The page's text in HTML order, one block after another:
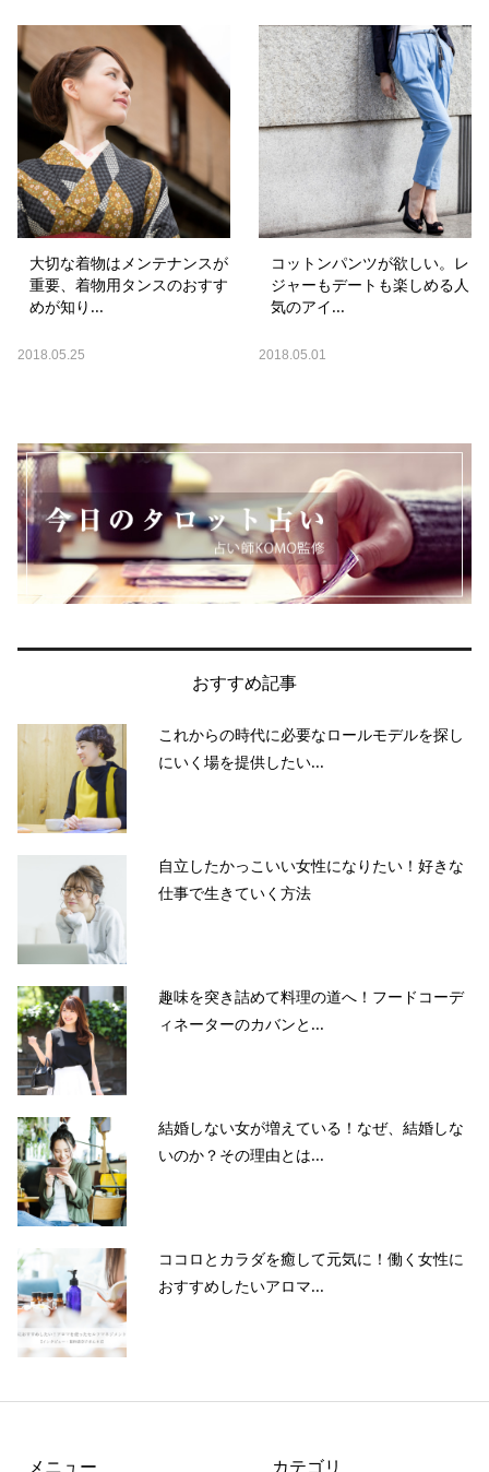
大切な着物はメンテナンスが
重要、着物用タンスのおすす
めが知り...
2018.05.25
コットンパンツが欲しい。レ
ジャーもデートも楽しめる人
気のアイ...
2018.05.01
おすすめ記事
これからの時代に必要なロールモデルを探し
にいく場を提供したい...
自立したかっこいい女性になりたい！好きな
仕事で生きていく方法
趣味を突き詰めて料理の道へ！フードコーデ
ィネーターのカバンと...
結婚しない女が増えている！なぜ、結婚しな
いのか？その理由とは...
ココロとカラダを癒して元気に！働く女性に
おすすめしたいアロマ...
メニュー カテゴリ